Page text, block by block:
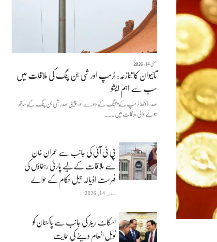
مئی 14, 2026
تائیوان کا تنازعہ: ٹرمپ اور شی جن پنگ کی ملاقات میں
سب سے اہم ایشو
صدر ڈونلڈ ٹرمپ کے بیجنگ کے دورے اور چینی صدر شی جن پنگ کے ساتھ
ہونے والی ملاقات میں...
پی ٹی آئی کی جانب سے عمران خان
سے ملاقات کے لیے پارٹی رہنماؤں کی
فہرست اڈیالہ جیل حکام کے حوالے
مئی 14, 2026
اسکاٹ ریٹر کی جانب سے پاکستان کو
نوبل انعام دینے کی حمایت